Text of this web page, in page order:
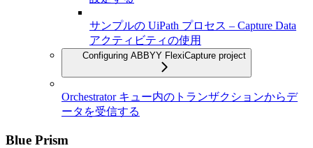
サンプルの UiPath プロセス – Capture Data
アクティビティの使用
Configuring ABBYY FlexiCapture project
Orchestrator キュー内のトランザクションからデ
ータを受信する
Blue Prism